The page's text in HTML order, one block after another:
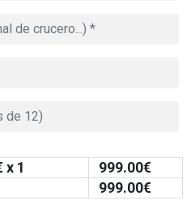
x 1 999.00€
999.00€